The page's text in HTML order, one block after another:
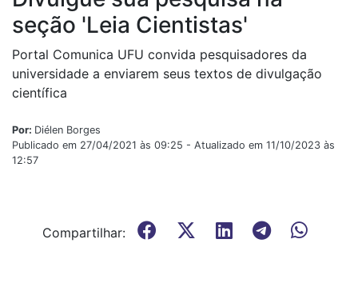
seção 'Leia Cientistas'
Portal Comunica UFU convida pesquisadores da
universidade a enviarem seus textos de divulgação
científica
Por: Diélen Borges
Publicado em 27/04/2021 às 09:25 - Atualizado em 11/10/2023 às
12:57
Compartilhar: